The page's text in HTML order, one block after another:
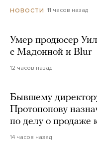
НОВОСТИ 11 часов назад
Умер продюсер
с Мадонной и Blur
12 часов назад
Бывшему
Протопопову
по делу о продаже
14 часов назад